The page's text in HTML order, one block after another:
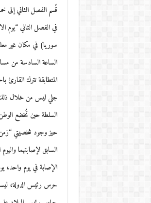
قُسم الفصل الثاني إلى
المتطابقة تترك
جلي ليس من خلال ذلك
السلطة حين تُخضع
حيز وجود شخصيتي “زمن
السابق لإصابتهما
حرس رئيس الدولة،